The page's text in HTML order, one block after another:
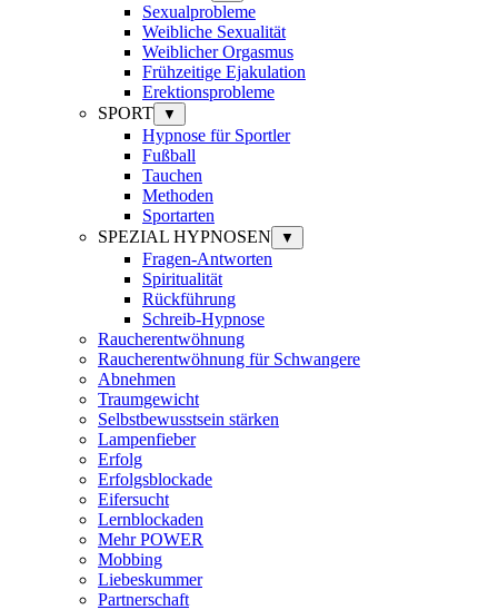
Sexualprobleme
Weibliche Sexualität
Weiblicher Orgasmus
Frühzeitige Ejakulation
Erektionsprobleme
SPORT
▼
Hypnose für Sportler
Fußball
Tauchen
Methoden
Sportarten
SPEZIAL HYPNOSEN
▼
Fragen-Antworten
Spiritualität
Rückführung
Schreib-Hypnose
Raucherentwöhnung
Raucherentwöhnung für Schwangere
Abnehmen
Traumgewicht
Selbstbewusstsein stärken
Lampenfieber
Erfolg
Erfolgsblockade
Eifersucht
Lernblockaden
Mehr POWER
Mobbing
Liebeskummer
Partnerschaft